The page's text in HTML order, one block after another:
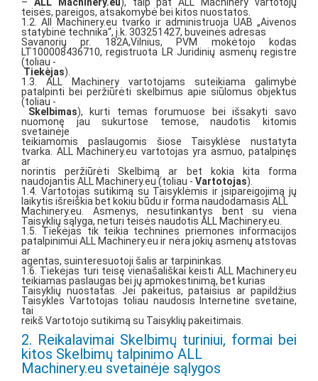
teisės, pareigos, atsakomybė bei kitos nuostatos.
1.2. All Machinery.eu tvarko ir administruoja UAB „Aivenos
statybinė technika“, į.k. 303251427, buveinės adresas
Savanorių pr. 182A,Vilnius, PVM mokėtojo kodas
LT100008436710, registruota LR Juridinių asmenų registre
(toliau -
Tiekėjas).
1.3. ALL Machinery vartotojams suteikiama galimybė
patalpinti bei peržiūrėti skelbimus apie siūlomus objektus
(toliau -
Skelbimas), kurti temas forumuose bei išsakyti savo
nuomonę jau sukurtose temose, naudotis kitomis
svetainėje
teikiamomis paslaugomis šiose Taisyklėse nustatyta
tvarka. ALL Machinery.eu vartotojas yra asmuo, patalpinęs
ar
norintis peržiūrėti Skelbimą ar bet kokia kita forma
naudojantis ALL Machinery.eu (toliau - Vartotojas).
1.4. Vartotojas sutikimą su Taisyklėmis ir įsipareigojimą jų
laikytis išreiškia bet kokiu būdu ir forma naudodamasis ALL
Machinery.eu. Asmenys, nesutinkantys bent su viena
Taisyklių sąlyga, neturi teisės naudotis ALL Machinery.eu.
1.5. Tiekėjas tik teikia technines priemones informacijos
patalpinimui ALL Machinery.eu ir nėra jokių asmenų atstovas
ar
agentas, suinteresuotoji šalis ar tarpininkas.
1.6. Tiekėjas turi teisę vienašališkai keisti ALL Machinery.eu
teikiamas paslaugas bei jų apmokestinimą, bet kurias
Taisyklių nuostatas. Jei pakeitus, pataisius ar papildžius
Taisykles Vartotojas toliau naudosis Internetine svetaine,
tai
reikš Vartotojo sutikimą su Taisyklių pakeitimais.
2. Reikalavimai Skelbimų turiniui, formai bei
kitos Skelbimų talpinimo ALL
Machinery.eu svetainėje sąlygos